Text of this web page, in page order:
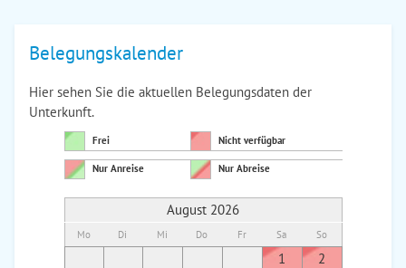
Belegungskalender
Hier sehen Sie die aktuellen Belegungsdaten der
Unterkunft.
Frei Nicht verfügbar
Nur Anreise Nur Abreise
August 2026
Mo Di Mi Do Fr Sa So
1
2